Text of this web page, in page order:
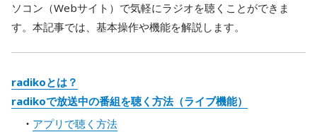
ソコン（Webサイト）で気軽にラジオを聴くことができま
す。本記事では、基本操作や機能を解説します。
radikoとは？
radikoで放送中の番組を聴く方法（ライブ機能）
アプリで聴く方法